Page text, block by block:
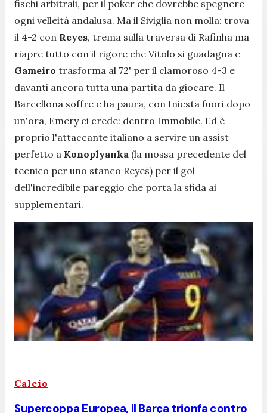
fischi arbitrali, per il poker che dovrebbe spegnere
ogni velleità andalusa. Ma il Siviglia non molla: trova
il 4-2 con Reyes, trema sulla traversa di Rafinha ma
riapre tutto con il rigore che Vitolo si guadagna e
Gameiro trasforma al 72' per il clamoroso 4-3 e
davanti ancora tutta una partita da giocare. Il
Barcellona soffre e ha paura, con Iniesta fuori dopo
un'ora, Emery ci crede: dentro Immobile. Ed è
proprio l'attaccante italiano a servire un assist
perfetto a Konoplyanka (la mossa precedente del
tecnico per uno stanco Reyes) per il gol
dell'incredibile pareggio che porta la sfida ai
supplementari.
Calcio
Supercoppa Europea, il Barça trionfa contro